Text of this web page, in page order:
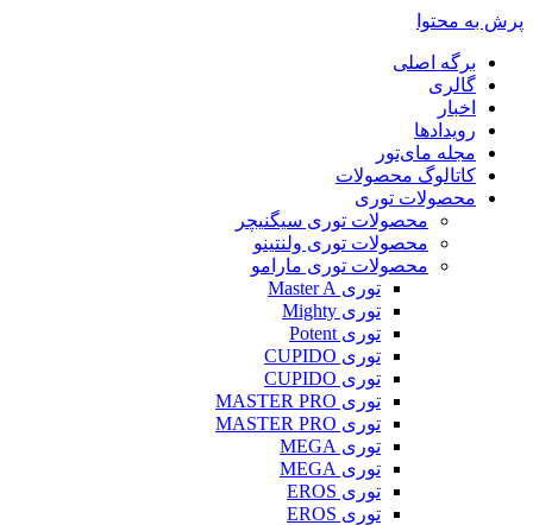
پرش به محتوا
برگه اصلی
گالری
اخبار
رویدادها
مجله مای‌تور
کاتالوگ محصولات
محصولات توری
محصولات توری سیگنیچر
محصولات توری ولنتینو
محصولات توری مارامو
توری Master A
توری Mighty
توری Potent
توری CUPIDO
توری CUPIDO
توری MASTER PRO
توری MASTER PRO
توری MEGA
توری MEGA
توری EROS
توری EROS